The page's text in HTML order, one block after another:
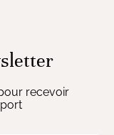
recevoir